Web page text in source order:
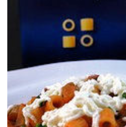
PASTA ALLA
BERENJENAS &
Un clásico de la cocina